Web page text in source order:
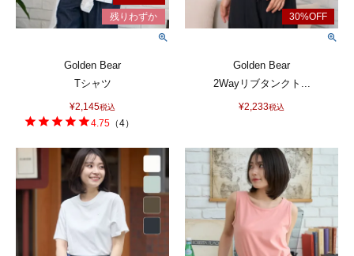
Golden Bear
Tシャツ
¥2,145税込
4.75 （4）
Golden Bear
2Wayリブタンクト...
¥2,233税込